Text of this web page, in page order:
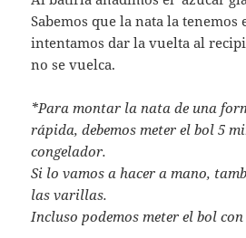
Sabemos que la nata la
intentamos dar la vuelta al
no se vuelca.
*Para montar la nata de una
rápida, debemos meter el bol 5
congelador.
Si lo vamos a hacer a mano,
las varillas.
Incluso podemos meter el bol